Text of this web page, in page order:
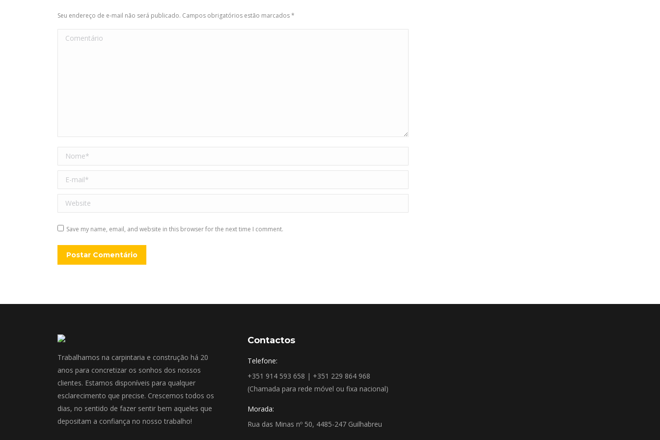
Seu endereço de e-mail não será publicado. Campos obrigatórios estão marcados*
Comentário
Nome *
E-mail *
Website
Save my name, email, and website in this browser for the next time I comment.
Postar Comentário
Trabalhamos na carpintaria e construção há 20
anos para concretizar os sonhos dos nossos
clientes. Estamos disponíveis para qualquer
esclarecimento que precise. Crescemos todos os
dias, no sentido de fazer sentir bem aqueles que
depositam a confiança no nosso trabalho!
Contactos
Telefone:
+351 914 593 658 | +351 229 864 968
(Chamada para rede móvel ou fixa nacional)
Morada:
Rua das Minas nº 50, 4485-247 Guilhabreu